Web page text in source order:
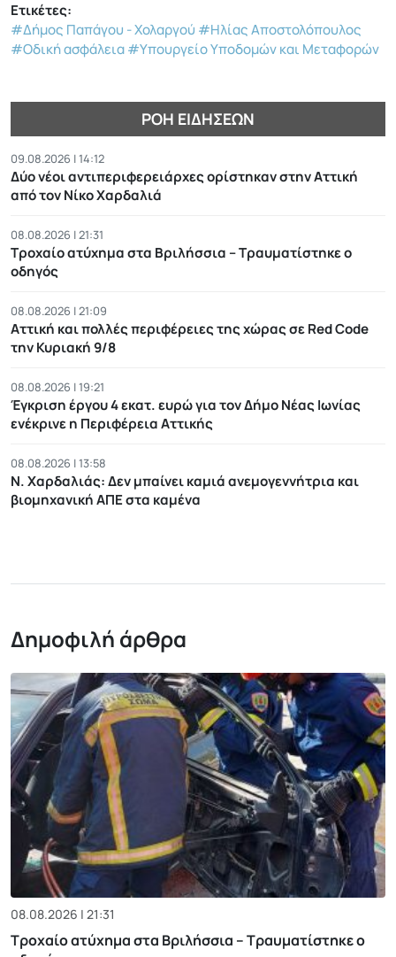
Ετικέτες:
#Δήμος Παπάγου - Χολαργού #Ηλίας Αποστολόπουλος
#Οδική ασφάλεια#Υπουργείο Υποδομών και Μεταφορών
ΡΟΉ ΕΙΔΉΣΕΩΝ
09.08.2026 | 14:12
Δύο νέοι αντιπεριφερειάρχες ορίστηκαν στην Αττική
από τον Νίκο Χαρδαλιά
08.08.2026 | 21:31
Τροχαίο ατύχημα στα Βριλήσσια – Τραυματίστηκε ο
οδηγός
08.08.2026 | 21:09
Αττική και πολλές περιφέρειες της χώρας σε Red Code
την Κυριακή 9/8
08.08.2026 | 19:21
Έγκριση έργου 4 εκατ. ευρώ για τον Δήμο Νέας Ιωνίας
ενέκρινε η Περιφέρεια Αττικής
08.08.2026 | 13:58
Ν. Χαρδαλιάς: Δεν μπαίνει καμιά ανεμογεννήτρια και
βιομηχανική ΑΠΕ στα καμένα
Δημοφιλή άρθρα
08.08.2026 | 21:31
Τροχαίο ατύχημα στα Βριλήσσια – Τραυματίστηκε ο